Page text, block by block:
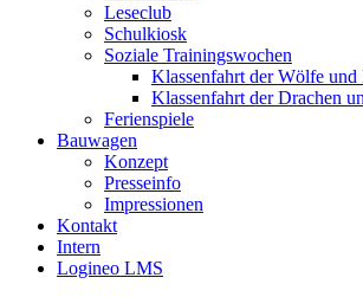
Leseclub
Schulkiosk
Soziale Trainingswochen
Klassenfahrt der Wölfe und
Klassenfahrt der Drachen
Ferienspiele
Bauwagen
Konzept
Presseinfo
Impressionen
Kontakt
Intern
Logineo LMS